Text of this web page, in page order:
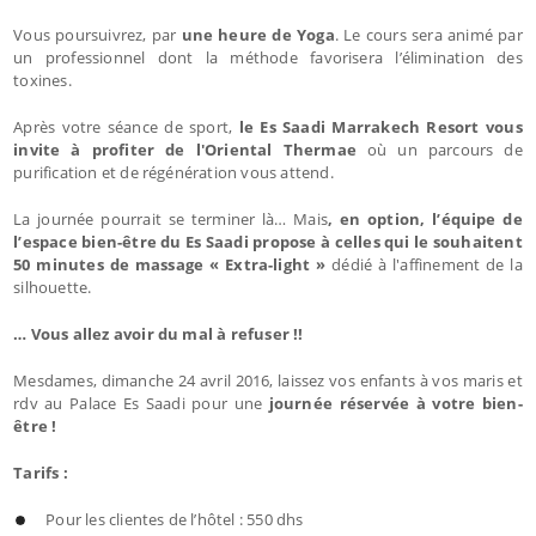
Vous poursuivrez, par une heure de Yoga. Le cours sera animé par
un professionnel dont la méthode favorisera l’élimination des
toxines.
Après votre séance de sport, le Es Saadi Marrakech Resort vous
invite à profiter de l'Oriental Thermae où un parcours de
purification et de régénération vous attend.
La journée pourrait se terminer là… Mais, en option, l’équipe de
l’espace bien-être du Es Saadi propose à celles qui le souhaitent
50 minutes de massage « Extra-light » dédié à l'affinement de la
silhouette.
… Vous allez avoir du mal à refuser !!
Mesdames, dimanche 24 avril 2016, laissez vos enfants à vos maris et
rdv au Palace Es Saadi pour une journée réservée à votre bien-
être !
Tarifs :
Pour les clientes de l’hôtel : 550 dhs